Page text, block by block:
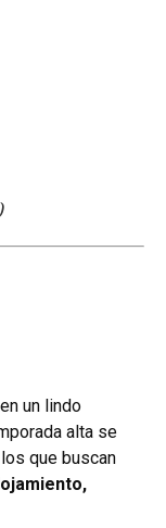
un lindo
alta se
que buscan